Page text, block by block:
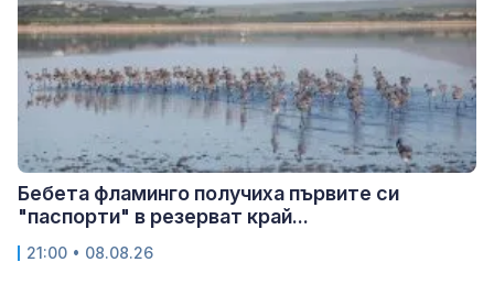
Бебета фламинго получиха първите си
"паспорти" в резерват край...
21:00 • 08.08.26